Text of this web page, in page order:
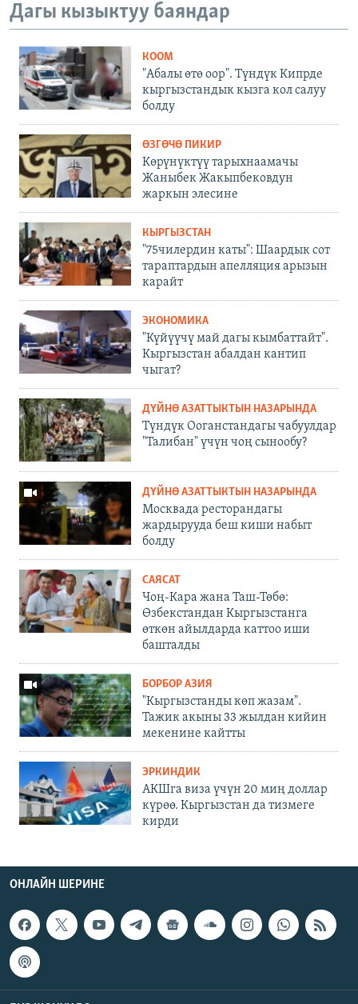
Дагы кызыктуу баяндар
КООМ
"Абалы өтө оор". Түндүк Кипрде
кыргызстандык кызга кол салуу
болду
ӨЗГӨЧӨ ПИКИР
Көрүнүктүү тарыхнаамачы
Жаныбек Жакыпбековдун
жаркын элесине
КЫРГЫЗСТАН
"75чилердин каты": Шаардык сот
тараптардын апелляция арызын
карайт
ЭКОНОМИКА
"Күйүүчү май дагы кымбаттайт".
Кыргызстан абалдан кантип
чыгат?
ДҮЙНӨ АЗАТТЫКТЫН НАЗАРЫНДА
Түндүк Ооганстандагы чабуулдар
"Талибан" үчүн чоң сынообу?
ДҮЙНӨ АЗАТТЫКТЫН НАЗАРЫНДА
Москвада ресторандагы
жардырууда беш киши набыт
болду
САЯСАТ
Чоң-Кара жана Таш-Төбө:
Өзбекстандан Кыргызстанга
өткөн айылдарда каттоо иши
башталды
БОРБОР АЗИЯ
"Кыргызстанды көп жазам".
Тажик акыны 33 жылдан кийин
мекенине кайтты
ЭРКИНДИК
АКШга виза үчүн 20 миң доллар
күрөө. Кыргызстан да тизмеге
кирди
ОНЛАЙН ШЕРИНЕ